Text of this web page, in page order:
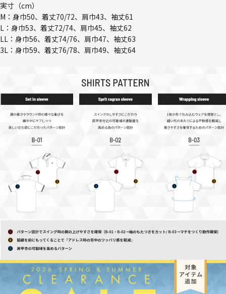
実寸（cm）
M：身巾50、着丈70/72、肩巾43、袖丈61
L：身巾53、着丈72/74、肩巾45、袖丈62
LL：身巾56、着丈74/76、肩巾47、袖丈63
3L：身巾59、着丈76/78、肩巾49、袖丈64